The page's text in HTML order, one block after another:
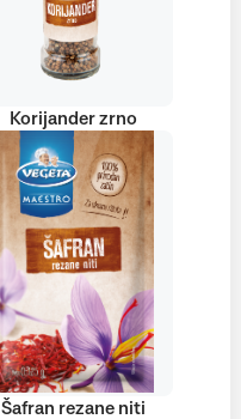
Korijander zrno
Šafran rezane niti